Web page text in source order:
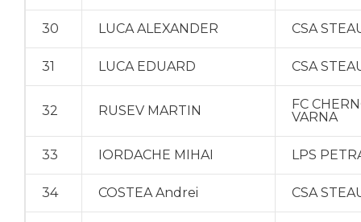
30 LUCA ALEXANDER CSA
31 LUCA EDUARD CSA
32 RUSEV MARTIN
FC
VARNA
33 IORDACHE MIHAI LPS
34 COSTEA Andrei CSA